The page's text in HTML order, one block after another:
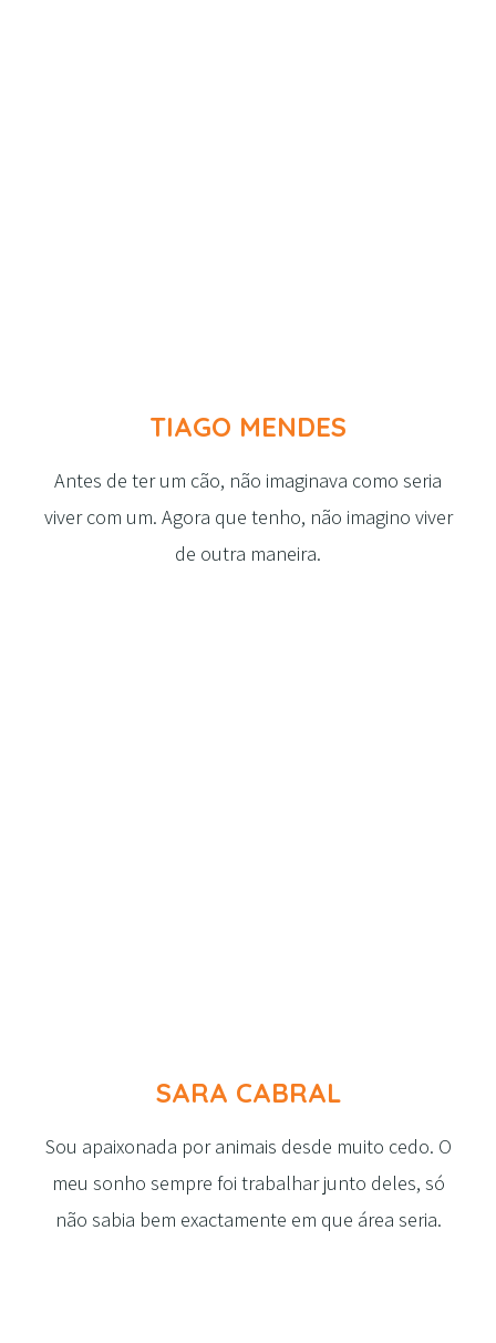
TIAGO MENDES
Antes de ter um cão, não imaginava como seria
viver com um. Agora que tenho, não imagino viver
de outra maneira.
SARA CABRAL
Sou apaixonada por animais desde muito cedo. O
meu sonho sempre foi trabalhar junto deles, só
não sabia bem exactamente em que área seria.